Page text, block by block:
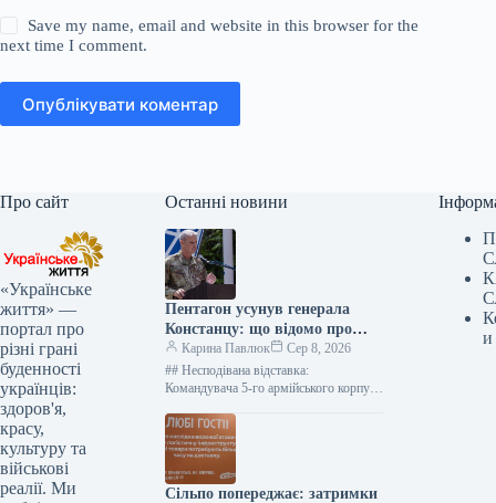
Save my name, email and website in this browser for the
next time I comment.
Опублікувати коментар
Про сайт
«Українське
життя» —
портал про
різні грані
буденності
українців:
здоров'я,
красу,
культуру та
військові
реалії. Ми
Останні новини
Пентагон усунув генерала
Констанцу: що відомо про
рішення щодо військової
допомоги Україні
Карина Павлюк
Сер 8, 2026
## Несподівана відставка:
Командувача 5-го армійського корпусу
виконання обов’язків ### Термінове
звільнення високопосадовця
Міністерство оборони…
Сільпо попереджає: затримки
и